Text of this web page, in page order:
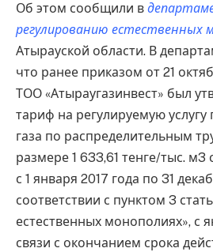
Об этом сообщили в
регулированию естественных
Атырауской области. В
что ранее приказом от 21
ТОО «Атыраугазинвест» был
тариф на регулируемую
газа по распределительным
размере 1 633,61 тенге/тыс. м3
с 1 января 2017 года по 31
соответствии с пунктом 3
естественных монополиях», с
связи с окончанием срока